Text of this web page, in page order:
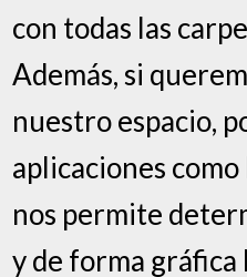
con todas las
Además, si
nuestro espacio,
aplicaciones como
nos permite
y de forma gráfica